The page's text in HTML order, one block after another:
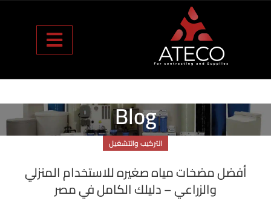
Blog
التركيب والتشغيل
أفضل مضخات مياه صغيره للاستخدام المنزلي
والزراعي – دليلك الكامل في مصر